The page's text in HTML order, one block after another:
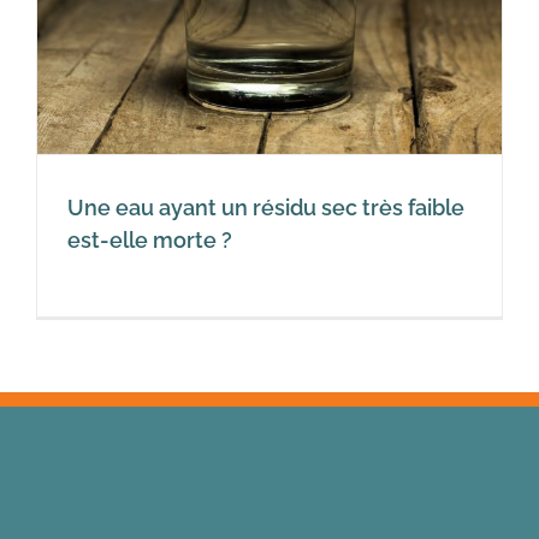
Une eau ayant un résidu sec très faible
est-elle morte ?